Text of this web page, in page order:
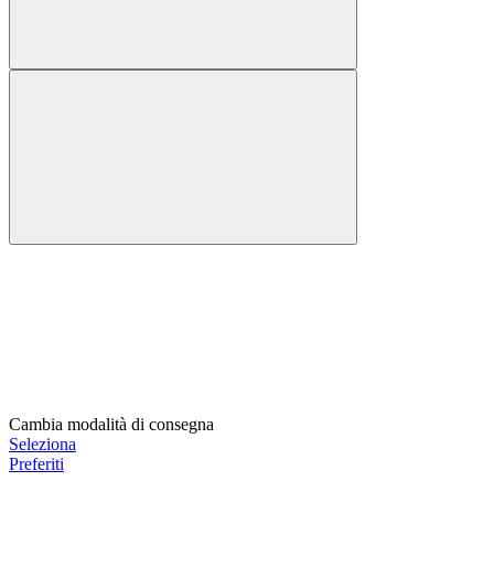
Cambia modalità di consegna
Seleziona
Preferiti